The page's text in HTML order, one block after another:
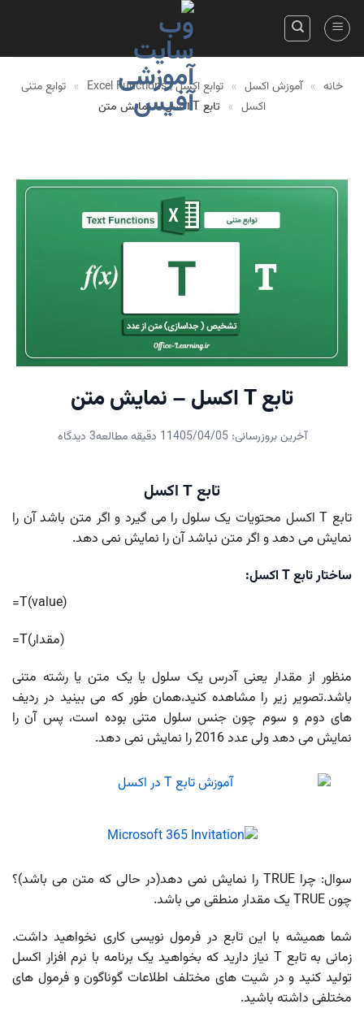
Skip
خانه » آموزش اکسل » توابع اکسل | Excel Functions » توابع متنی
اکسل » تابع T اکسل – نمایش متن
تابع T اکسل – نمایش متن
آخرین بروزرسانی: 1405/04/05 1 دقیقه مطالعه 3 دیدگاه
تابع T اکسل
تابع T اکسل محتویات یک سلول را می گیرد و اگر متن باشد آن را
نمایش می دهد و اگر متن نباشد آن را نمایش نمی دهد.
ساختار تابع T اکسل:
=T(value)
=T(مقدار)
منظور از مقدار یعنی آدرس یک سلول یا یک متن یا رشته متنی
باشد.تصویر زیر را مشاهده کنید،همان طور که می بینید در ردیف
های دوم و سوم چون جنس سلول متنی بوده است، پس آن را
نمایش می دهد ولی عدد 2016 را نمایش نمی دهد.
سوال: چرا TRUE را نمایش نمی دهد(در حالی که متن می باشد)؟
چون TRUE یک مقدار منطقی می باشد.
شما همیشه با این تابع در فرمول نویسی کاری نخواهید داشت.
زمانی به تابع T نیاز دارید که بخواهید یک برنامه با نرم افزار اکسل
تولید کنید و در شیت های مختلف اطلاعات گوناگون و فرمول های
مختلفی داشته باشید.